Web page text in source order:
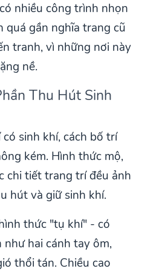
nhiều công trình nhọn
quá gần nghĩa trang cũ
tranh, vì những nơi này
nề.
Thu Hút Sinh
sinh khí, cách bố trí
kém. Hình thức mộ,
chi tiết trang trí đều ảnh
hút và giữ sinh khí.
thức "tụ khí" - có
hai cánh tay ôm,
thổi tán. Chiều cao